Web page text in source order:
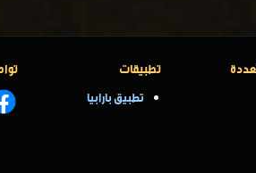
تطبيقات
تطبيق بارابيا